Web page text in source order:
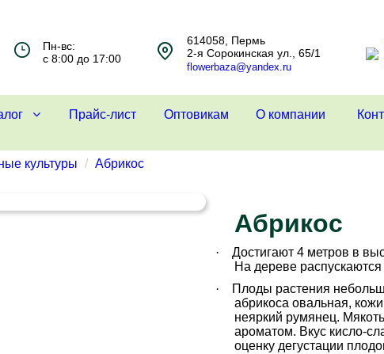
Пн-вс:
с 8:00 до 17:00
614058, Пермь
2-я Сорокинская ул., 65/1
flowerbaza@yandex.ru
Прайс-лист Оптовикам О компании
культуры Абрикос
Абрикос
·
Достигают 4 метров в
На дереве
·
Плоды растения
абрикоса овальная,
неяркий румянец.
ароматом. Вкус кисло-
оценку дегустации